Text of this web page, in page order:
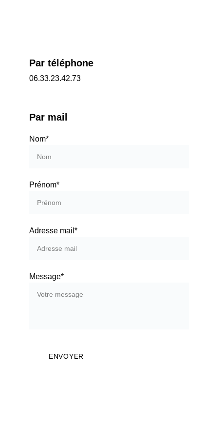
Nom*
Prénom*
Adresse mail*
Message*
ENVOYER
Par mail
Par téléphone
06.33.23.42.73